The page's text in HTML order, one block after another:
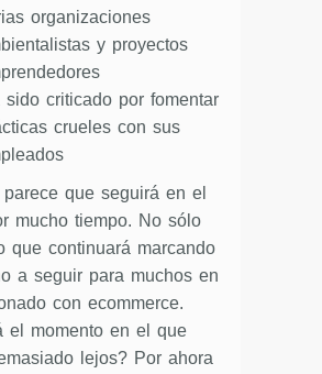
organizaciones
y proyectos
sido criticado por fomentar
crueles con sus
que seguirá en el
mucho tiempo. No sólo
que continuará marcando
a seguir para muchos en
con ecommerce.
el momento en el que
lejos? Por ahora